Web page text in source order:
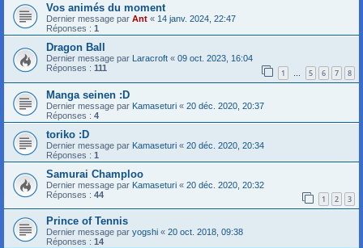
Vos animés du moment
Dernier message par Ant « 14 janv. 2024, 22:47
Réponses : 1
Dragon Ball
Dernier message par Laracroft « 09 oct. 2023, 16:04
Réponses : 111 1 … 5 6 7 8
Manga seinen :D
Dernier message par Kamaseturi « 20 déc. 2020, 20:37
Réponses : 4
toriko :D
Dernier message par Kamaseturi « 20 déc. 2020, 20:34
Réponses : 1
Samurai Champloo
Dernier message par Kamaseturi « 20 déc. 2020, 20:32
Réponses : 44 1 2 3
Prince of Tennis
Dernier message par yogshi « 20 oct. 2018, 09:38
Réponses : 14